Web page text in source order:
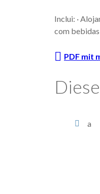
Inclui: ·
com
PDF mit
a